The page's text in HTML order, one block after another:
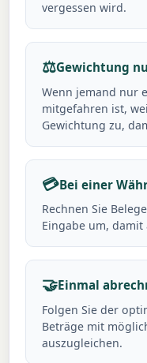
vergessen wird.
⚖️Gewichtung
Wenn jemand nur
mitgefahren ist,
Gewichtung zu,
💳Bei einer
Rechnen Sie
Eingabe um,
🤝Einmal
Folgen Sie der
Beträge mit
auszugleichen.